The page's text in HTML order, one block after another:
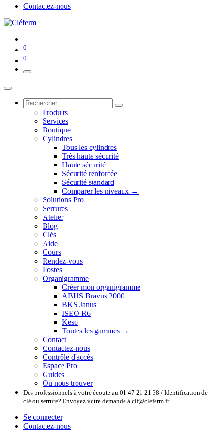
Contactez-nous
0
0
Produits
Services
Boutique
Cylindres
Tous les cylindres
Très haute sécurité
Haute sécurité
Sécurité renforcée
Sécurité standard
Comparer les niveaux →
Solutions Pro
Serrures
Atelier
Blog
Clés
Aide
Cours
Rendez-vous
Postes
Organigramme
Créer mon organigramme
ABUS Bravus 2000
BKS Janus
ISEO R6
Keso
Toutes les gammes →
Contact
Contactez-nous
Contrôle d'accès
Espace Pro
Guides
Où nous trouver
Des professionnels à votre écoute au 01 47 21 21 38 / Identification de
clé ou serrure? Envoyez votre demande à clf@cleferm.fr
Se connecter
Contactez-nous